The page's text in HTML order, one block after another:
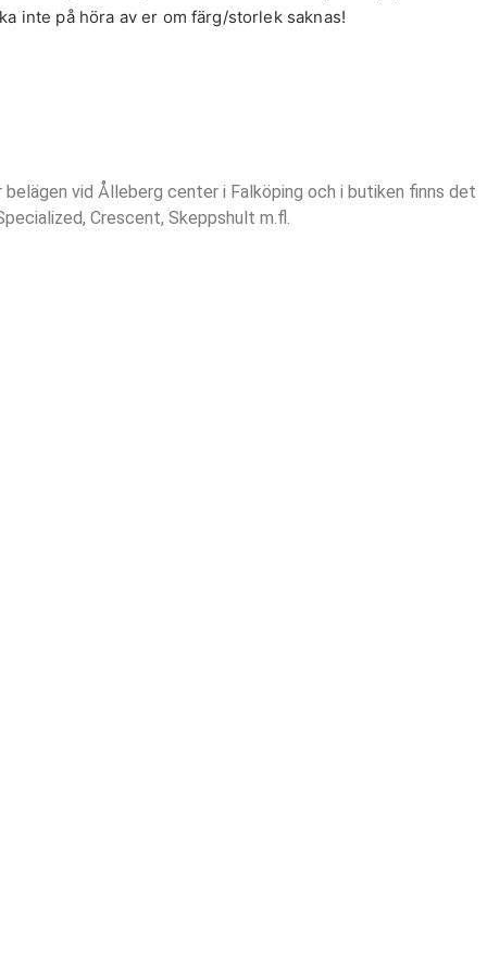
inte på höra av er om färg/storlek saknas!
vid Ålleberg center i Falköping och i butiken finns det
Crescent, Skeppshult m.fl.